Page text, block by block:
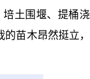
土围堰、提桶浇
苗木昂然挺立，